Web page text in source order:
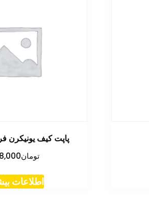
پاپت کیف یونیکرن
تومان
اطلاعات